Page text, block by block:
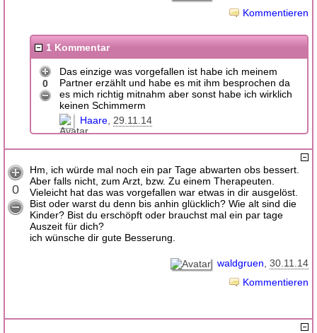
Kommentieren
1 Kommentar
0
Das einzige was vorgefallen ist habe ich meinem
Partner erzählt und habe es mit ihm besprochen da
es mich richtig mitnahm aber sonst habe ich wirklich
keinen Schimmerm
Haare 29.11.14
0
Hm, ich würde mal noch ein par Tage abwarten obs bessert.
Aber falls nicht, zum Arzt, bzw. Zu einem Therapeuten.
Vieleicht hat das was vorgefallen war etwas in dir ausgelöst.
Bist oder warst du denn bis anhin glücklich? Wie alt sind die
Kinder? Bist du erschöpft oder brauchst mal ein par tage
Auszeit für dich?
ich wünsche dir gute Besserung.
waldgruen 30.11.14
Kommentieren